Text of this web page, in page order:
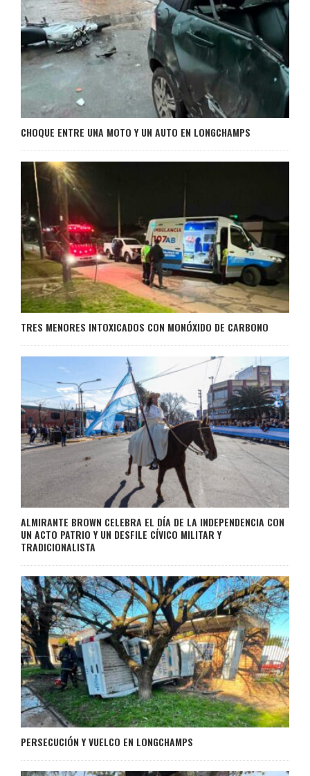
CHOQUE ENTRE UNA MOTO Y UN AUTO EN LONGCHAMPS
TRES MENORES INTOXICADOS CON MONÓXIDO DE CARBONO
ALMIRANTE BROWN CELEBRA EL DÍA DE LA INDEPENDENCIA CON
UN ACTO PATRIO Y UN DESFILE CÍVICO MILITAR Y
TRADICIONALISTA
PERSECUCIÓN Y VUELCO EN LONGCHAMPS